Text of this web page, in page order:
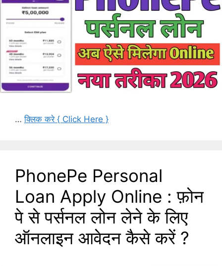
…क्लिक करे { Click Here }
PhonePe Personal
Loan Apply Online : फ़ोन
पे से पर्सनल लोन लेने के लिए
ऑनलाइन आवेदन कैसे करें ?